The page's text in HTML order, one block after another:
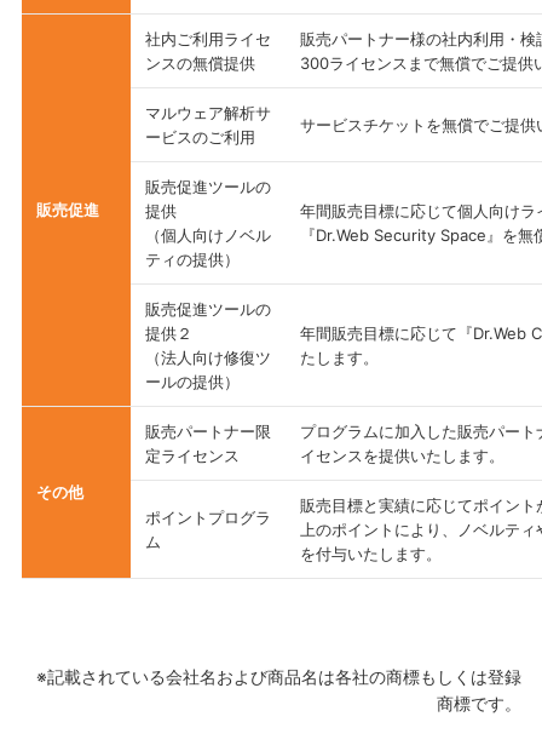
販売促進
社内ご利用ライセ
ンスの無償提供
販売パートナー様の社内利用・
300ライセンスまで無償でご提供
マルウェア解析サ
ービスのご利用
サービスチケットを無償でご提供
販売促進ツールの
提供
（個人向けノベル
ティの提供）
年間販売目標に応じて個人向けラ
『Dr.Web Security Space』を無
販売促進ツールの
提供２
（法人向け修復ツ
ールの提供）
年間販売目標に応じて『Dr.Web
たします。
その他
販売パートナー限
定ライセンス
プログラムに加入した販売パー
イセンスを提供いたします。
ポイントプログラ
ム
販売目標と実績に応じてポイン
上のポイントにより、ノベルテ
を付与いたします。
※記載されている会社名および商品名は各社の商標もしくは登録
商標です。